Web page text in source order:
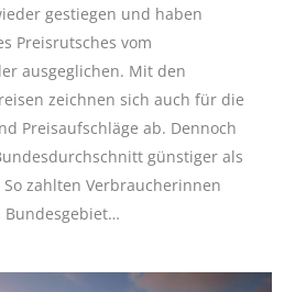
gestiegen und haben
Preisrutsches vom
ausgeglichen. Mit den
zeichnen sich auch für die
Preisaufschläge ab. Dennoch
günstiger als
zahlten Verbraucherinnen
Bundesgebiet…